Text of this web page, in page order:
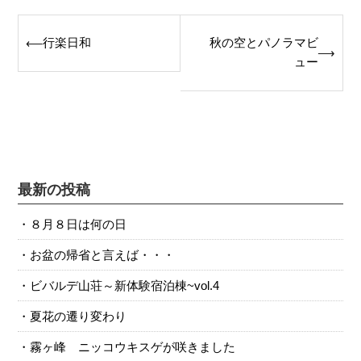
Post
navigation
⟵行楽日和
秋の空とパノラマビ
ュー
⟶
最新の投稿
８月８日は何の日
お盆の帰省と言えば・・・
ビバルデ山荘～新体験宿泊棟~vol.4
夏花の遷り変わり
霧ヶ峰 ニッコウキスゲが咲きました